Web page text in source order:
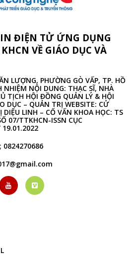
ĐIỆN TỬ ỨNG DỤNG
VỀ GIÁO DỤC VÀ
LƯỢNG, PHƯỜNG GÒ VẤP, TP. HỒ
NHIỆM NỘI DUNG: THẠC SĨ, NHÀ
TỊCH HỘI ĐỒNG QUẢN LÝ & HỘI
DỤC – QUẢN TRỊ WEBSITE: CỬ
DIỆU LINH – CỐ VẤN KHOA HỌC: TS
07/TTKHCN-ISSN CỤC
19.01.2022